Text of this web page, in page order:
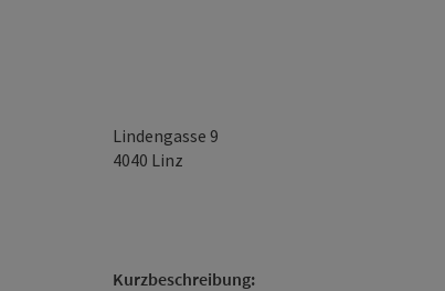
Lindengasse 9
4040 Linz
Kurzbeschreibung: